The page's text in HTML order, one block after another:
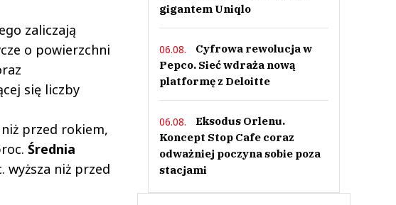
zaliczają
o powierzchni
się liczby
przed rokiem,
Średnia
wyższa niż przed
gigantem Uniqlo
06.08.
Cyfrowa rewolucja w
Pepco. Sieć wdraża nową
platformę z Deloitte
06.08.
Eksodus Orlenu.
Koncept Stop Cafe coraz
odważniej poczyna sobie poza
stacjami